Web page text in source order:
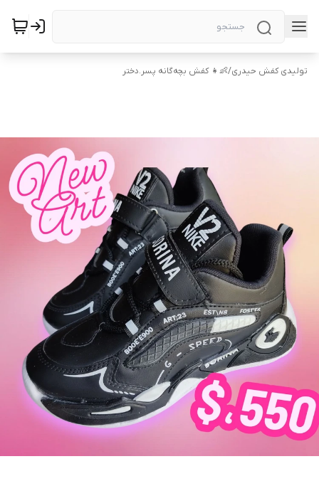
تولیدی کفش حیدری/👶👧 کفش بچه‌گانه پسر.دختر